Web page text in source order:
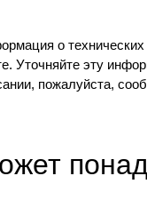
о технических
Уточняйте эту
пожалуйста,